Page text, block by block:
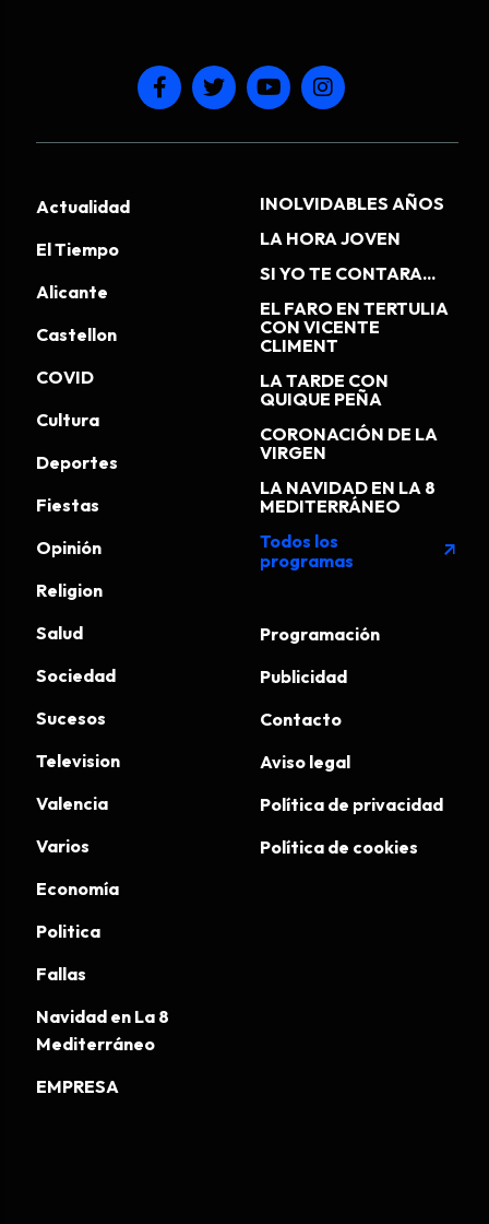
Actualidad
El Tiempo
Alicante
Castellon
COVID
Cultura
Deportes
Fiestas
Opinión
Religion
Salud
Sociedad
Sucesos
Television
Valencia
Varios
Economía
Politica
Fallas
Navidad en La 8
Mediterráneo
EMPRESA
INOLVIDABLES AÑOS
LA HORA JOVEN
SI YO TE CONTARA...
EL FARO EN TERTULIA
CON VICENTE
CLIMENT
LA TARDE CON
QUIQUE PEÑA
CORONACIÓN DE LA
VIRGEN
LA NAVIDAD EN LA 8
MEDITERRÁNEO
Todos los
programas
arrow_outward
Programación
Publicidad
Contacto
Aviso legal
Política de privacidad
Política de cookies